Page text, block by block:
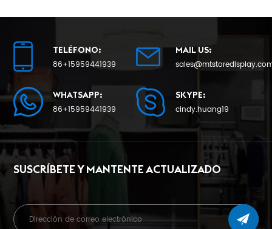
TELÉFONO:
86+15959441939
MAIL US:
WHATSAPP:
86+15959441939
SKYPE:
cindy.huang19
SUSCRÍBETE Y MANTENTE ACTUALIZADO